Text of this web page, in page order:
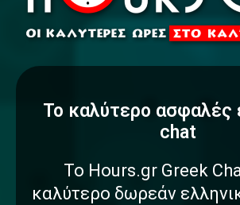
To καλύτερο ασφαλές
chat
Το Hours.gr Greek
καλύτερο δωρεάν